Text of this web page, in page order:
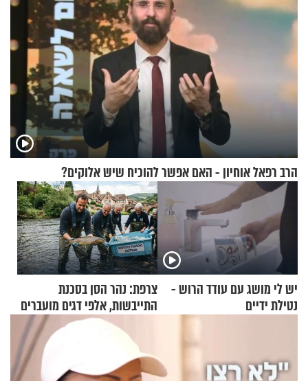
הרב רפאל אוחיון - האם אפשר להוכיח שיש אלוקים?
יש לי מושג עם עודד הרוש -
נטילת ידיים
צרפת: נהר הסן בסכנת
התייבשות, אלפי דגים מועברים
במבצעי חילוץ